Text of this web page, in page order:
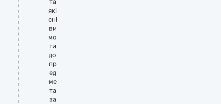
та
які
сні
ви
мо
ги
до
пр
ед
ме
та
за